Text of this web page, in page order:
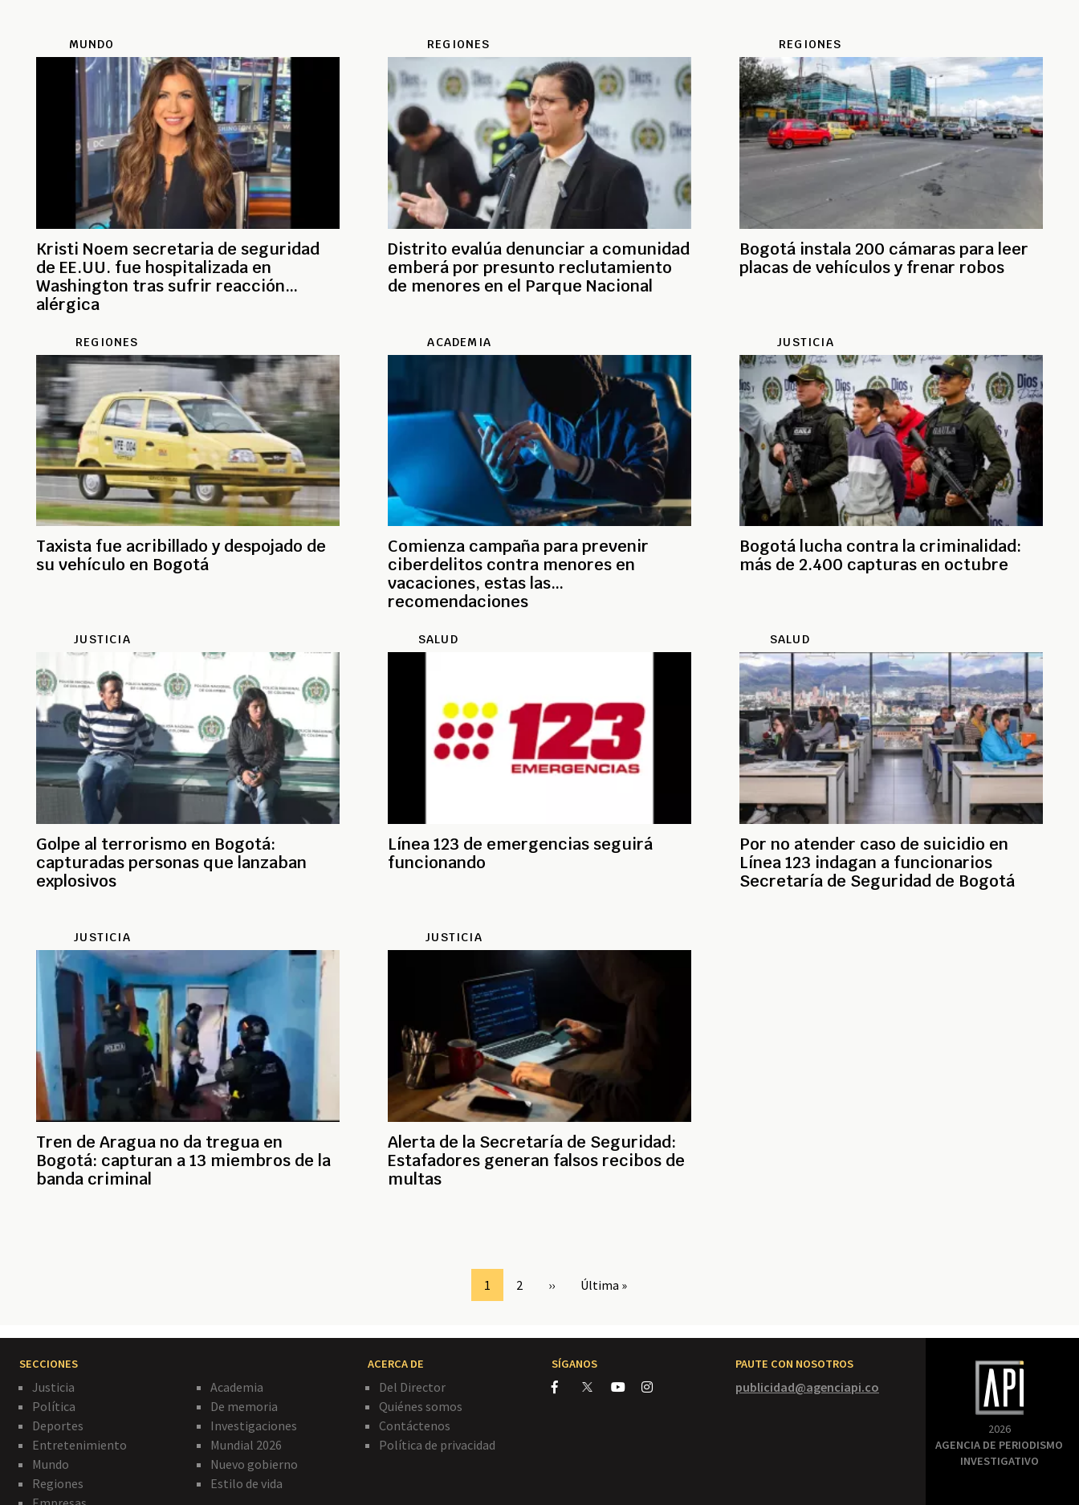
MUNDO
Kristi Noem secretaria de seguridad
de EE.UU. fue hospitalizada en
Washington tras sufrir reacción
alérgica
REGIONES
Distrito evalúa denunciar a comunidad
emberá por presunto reclutamiento
de menores en el Parque Nacional
REGIONES
Bogotá instala 200 cámaras para leer
placas de vehículos y frenar robos
REGIONES
Taxista fue acribillado y despojado de
su vehículo en Bogotá
ACADEMIA
Comienza campaña para prevenir
ciberdelitos contra menores en
vacaciones, estas las
recomendaciones
JUSTICIA
Bogotá lucha contra la criminalidad:
más de 2.400 capturas en octubre
JUSTICIA
Golpe al terrorismo en Bogotá:
capturadas personas que lanzaban
explosivos
SALUD
Línea 123 de emergencias seguirá
funcionando
SALUD
Por no atender caso de suicidio en
Línea 123 indagan a funcionarios
Secretaría de Seguridad de Bogotá
JUSTICIA
Tren de Aragua no da tregua en
Bogotá: capturan a 13 miembros de la
banda criminal
JUSTICIA
Alerta de la Secretaría de Seguridad:
Estafadores generan falsos recibos de
multas
Page
1 Page
2
Siguiente
››
Última
Última »
SECCIONES
Justicia
Política
Deportes
Entretenimiento
Mundo
Regiones
Academia
De memoria
Investigaciones
Mundial 2026
Nuevo gobierno
Estilo de vida
ACERCA DE
Del Director
Quiénes somos
Contáctenos
Política de privacidad
SÍGANOS PAUTE CON NOSOTROS
publicidad@agenciapi.co
2026
AGENCIA DE PERIODISMO
INVESTIGATIVO